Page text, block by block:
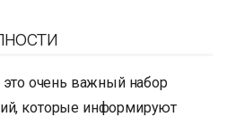
это очень важный набор
которые информируют